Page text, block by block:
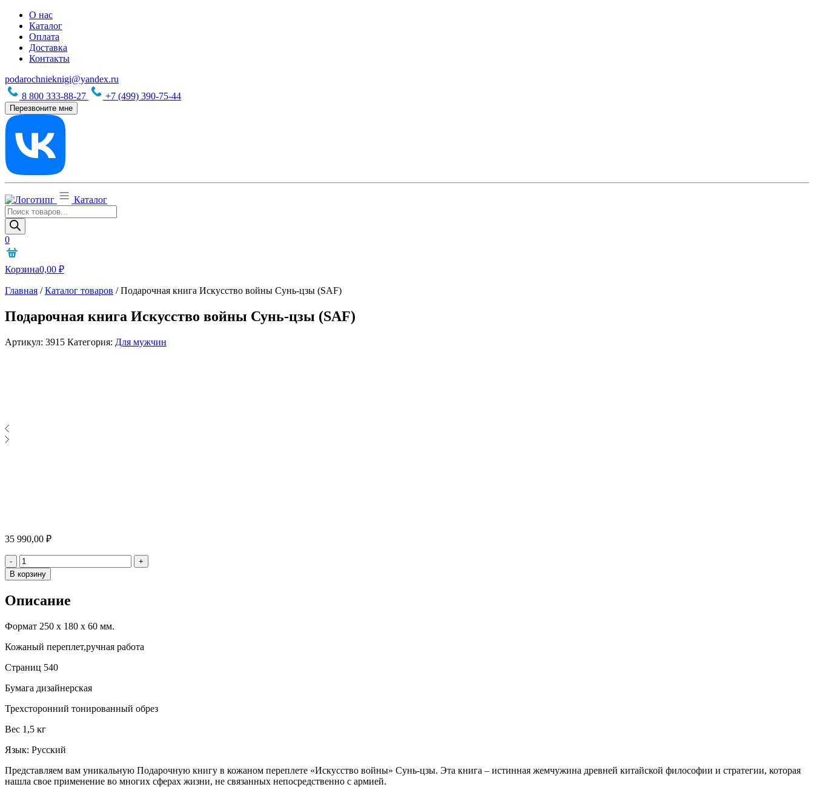
О нас
Каталог
Оплата
Доставка
Контакты
podarochnieknigi@yandex.ru
8 800 333-88-27
+7 (499) 390-75-44
Перезвоните мне
Каталог
Поиск
товаров
0
Корзина0,00 ₽
Главная /Каталог товаров /Подарочная книга Искусство войны Сунь-цзы (SAF)
Подарочная книга Искусство войны Сунь-цзы (SAF)
Артикул: 3915 Категория: Для мужчин
35 990,00 ₽
- Количество
+
В корзину
Описание
Формат 250 х 180 х 60 мм.
Кожаный переплет,ручная работа
Страниц 540
Бумага дизайнерская
Трехсторонний тонированный обрез
Вес 1,5 кг
Язык: Русский
Представляем вам уникальную Подарочную книгу в кожаном переплете «Искусство войны» Сунь-цзы. Эта книга – истинная жемчужина древней китайской философии и стратегии, которая
нашла свое применение во многих сферах жизни, не связанных непосредственно с армией.